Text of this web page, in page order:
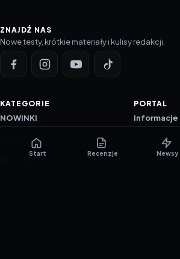
ZNAJDŹ NAS
Nowe testy, krótkie materiały i kulisy redakcji.
KATEGORIE
NOWINKI
PORADNIKI
PORTAL
Informacje
Polityka
Start Recenzje Newsy